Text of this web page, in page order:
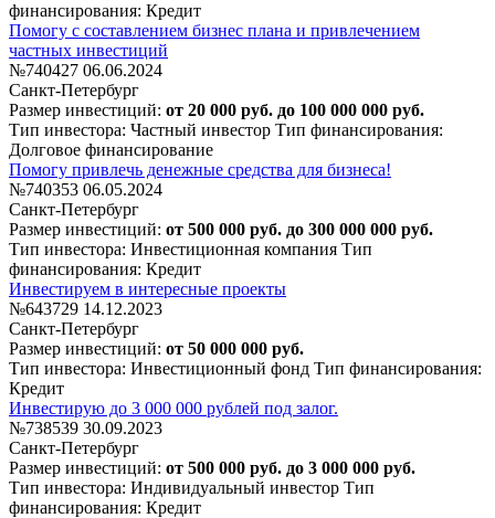
финансирования: Кредит
Помогу с составлением бизнес плана и привлечением
частных инвестиций
№740427 06.06.2024
Санкт-Петербург
Размер инвестиций: от 20 000 руб. до 100 000 000 руб.
Тип инвестора: Частный инвестор Тип финансирования:
Долговое финансирование
Помогу привлечь денежные средства для бизнеса!
№740353 06.05.2024
Санкт-Петербург
Размер инвестиций: от 500 000 руб. до 300 000 000 руб.
Тип инвестора: Инвестиционная компания Тип
финансирования: Кредит
Инвестируем в интересные проекты
№643729 14.12.2023
Санкт-Петербург
Размер инвестиций: от 50 000 000 руб.
Тип инвестора: Инвестиционный фонд Тип финансирования:
Кредит
Инвестирую до 3 000 000 рублей под залог.
№738539 30.09.2023
Санкт-Петербург
Размер инвестиций: от 500 000 руб. до 3 000 000 руб.
Тип инвестора: Индивидуальный инвестор Тип
финансирования: Кредит